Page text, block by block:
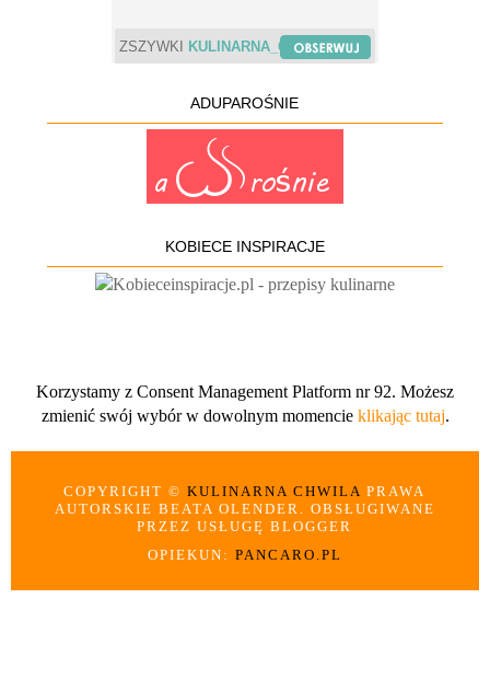
ZSZYWKI KULINARNA_CHWILA
ADUPAROŚNIE
KOBIECE INSPIRACJE
Korzystamy z Consent Management Platform nr 92. Możesz
zmienić swój wybór w dowolnym momencie klikając tutaj.
COPYRIGHT ©KULINARNA CHWILAPRAWA
AUTORSKIE BEATA OLENDER. OBSŁUGIWANE
PRZEZ USŁUGĘ BLOGGER
OPIEKUN: PANCARO.PL